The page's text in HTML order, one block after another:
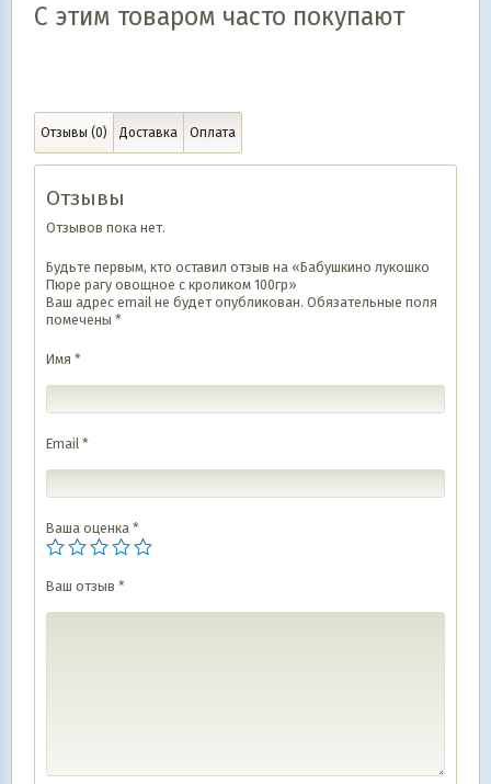
С этим товаром часто покупают
Отзывы (0) Доставка Оплата
Отзывы
Отзывов пока нет.
Будьте первым, кто оставил отзыв на «Бабушкино лукошко
Пюре рагу овощное с кроликом 100гр»
Ваш адрес email не будет опубликован. Обязательные поля
помечены *
Имя *
Email *
Ваша оценка *
Ваш отзыв *